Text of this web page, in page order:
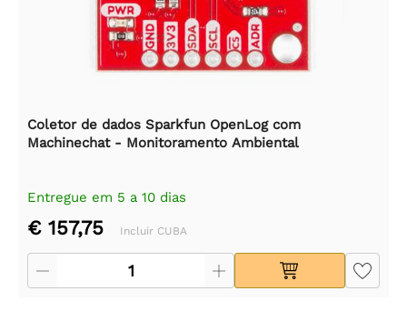
Coletor de dados Sparkfun OpenLog com
Machinechat - Monitoramento Ambiental
Entregue em 5 a 10 dias
€ 157,75 Incluir CUBA